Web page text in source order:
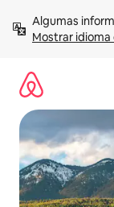
para
Mostrar idioma